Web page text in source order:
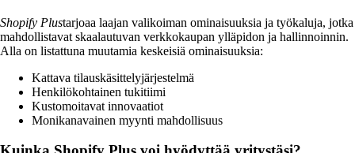
Shopify Plustarjoaa laajan valikoiman ominaisuuksia ja työkaluja, jotka
mahdollistavat skaalautuvan verkkokaupan ylläpidon ja hallinnoinnin.
Alla on listattuna muutamia keskeisiä ominaisuuksia:
Kattava tilauskäsittelyjärjestelmä
Henkilökohtainen tukitiimi
Kustomoitavat innovaatiot
Monikanavainen myynti mahdollisuus